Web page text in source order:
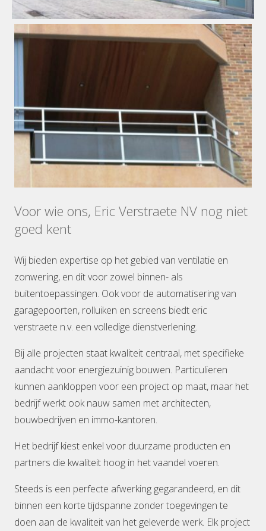
Voor wie ons, Eric Verstraete NV nog niet
goed kent
Wij bieden expertise op het gebied van ventilatie en
zonwering, en dit voor zowel binnen- als
buitentoepassingen. Ook voor de automatisering van
garagepoorten, rolluiken en screens biedt eric
verstraete n.v. een volledige dienstverlening.
Bij alle projecten staat kwaliteit centraal, met specifieke
aandacht voor energiezuinig bouwen. Particulieren
kunnen aankloppen voor een project op maat, maar het
bedrijf werkt ook nauw samen met architecten,
bouwbedrijven en immo-kantoren.
Het bedrijf kiest enkel voor duurzame producten en
partners die kwaliteit hoog in het vaandel voeren.
Steeds is een perfecte afwerking gegarandeerd, en dit
binnen een korte tijdspanne zonder toegevingen te
doen aan de kwaliteit van het geleverde werk. Elk project